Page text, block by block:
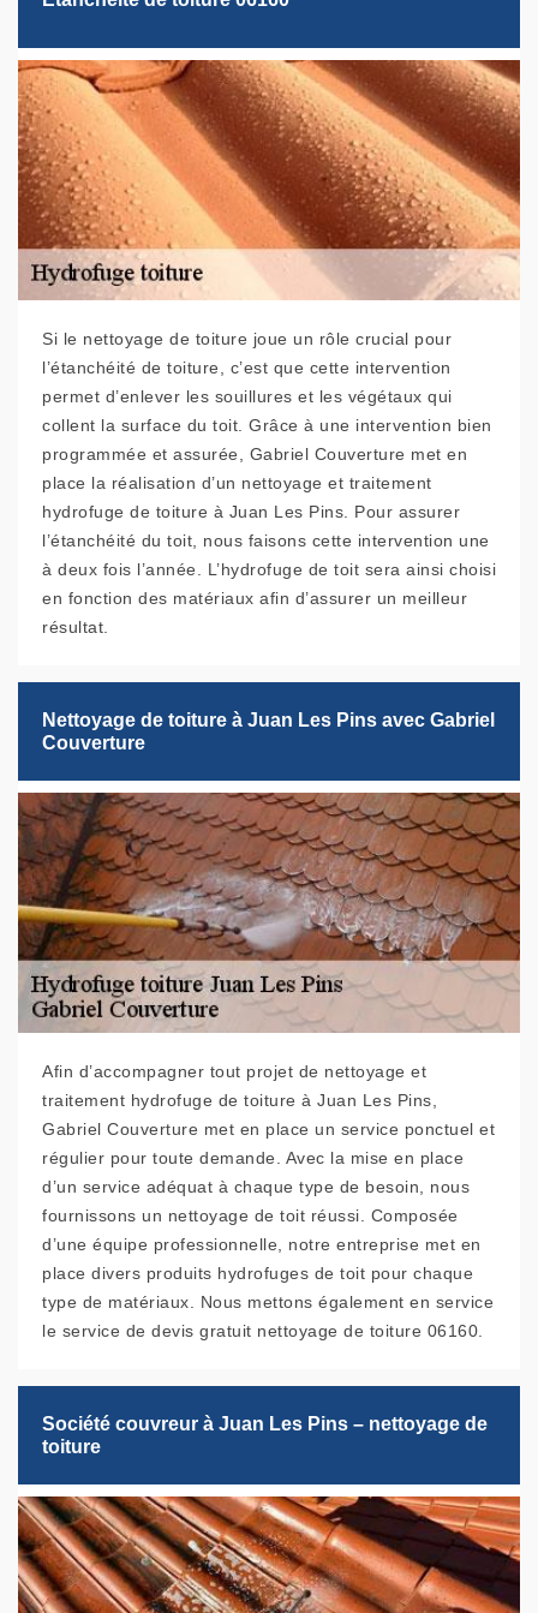
Si le nettoyage de toiture joue un rôle crucial pour
l’étanchéité de toiture, c’est que cette intervention
permet d’enlever les souillures et les végétaux qui
collent la surface du toit. Grâce à une intervention bien
programmée et assurée, Gabriel Couverture met en
place la réalisation d’un nettoyage et traitement
hydrofuge de toiture à Juan Les Pins. Pour assurer
l’étanchéité du toit, nous faisons cette intervention une
à deux fois l’année. L’hydrofuge de toit sera ainsi choisi
en fonction des matériaux afin d’assurer un meilleur
résultat.
Nettoyage de toiture à Juan Les Pins avec Gabriel
Couverture
Afin d’accompagner tout projet de nettoyage et
traitement hydrofuge de toiture à Juan Les Pins,
Gabriel Couverture met en place un service ponctuel et
régulier pour toute demande. Avec la mise en place
d’un service adéquat à chaque type de besoin, nous
fournissons un nettoyage de toit réussi. Composée
d’une équipe professionnelle, notre entreprise met en
place divers produits hydrofuges de toit pour chaque
type de matériaux. Nous mettons également en service
le service de devis gratuit nettoyage de toiture 06160.
Société couvreur à Juan Les Pins – nettoyage de
toiture